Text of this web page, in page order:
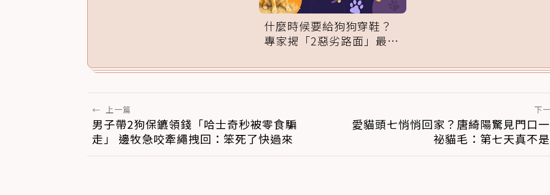
什麼時候要給狗狗穿鞋？
專家揭「2惡劣路面」最傷
← 上一篇
男子帶2狗保鑣領錢「哈士奇秒被零食騙
走」 邊牧急咬牽繩拽回：笨死了快過來
下
愛貓頭七悄悄回家？唐綺陽驚見門口
祕貓毛：第七天真不